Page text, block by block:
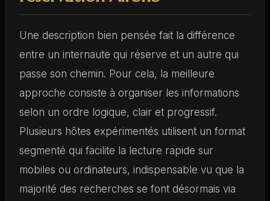
Une description bien pensée fait la différence
entre un internaute qui réserve et un autre qui
passe son chemin. Pour cela, la meilleure
approche consiste à organiser les informations
selon un ordre logique, clair et progressif.
Plusieurs hôtes expérimentés utilisent un format
segmenté qui facilite la lecture rapide sur
mobiles ou ordinateurs, indispensable vu que la
majorité des recherches se font désormais via